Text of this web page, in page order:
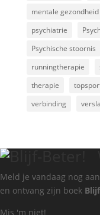
mentale gezondheid
psychiatrie
Psychische stoornis
runningtherapie
therapie
verbinding
Meld je vandaag nog
en ontvang zijn boek
Mis 'm niet!